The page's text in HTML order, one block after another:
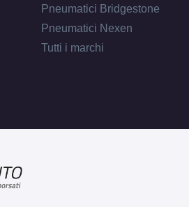
Pneumatici Bridgestone
Pneumatici Nexen
Tutti i marchi